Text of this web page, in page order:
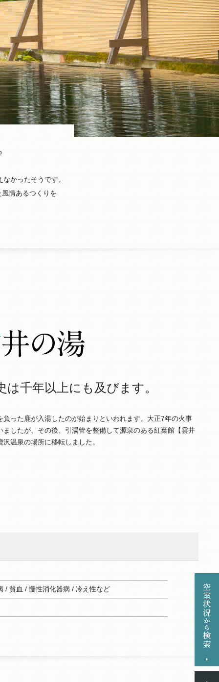
かったそうです。
情あるつくりを
は千年以上にも及びます。
負った鹿が入湯したのが始まりといわれます。大正7年の火事
ましたが、その後、引湯管を整備して源泉のある紅葉館【雲井
温泉の場所に移転しました。
/ 貧血 / 慢性消化器病 / 冷え性など